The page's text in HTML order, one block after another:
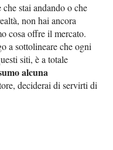
stai andando o che
non hai ancora
cosa offre il mercato.
a sottolineare che ogni
siti, è a totale
alcuna
deciderai di servirti di